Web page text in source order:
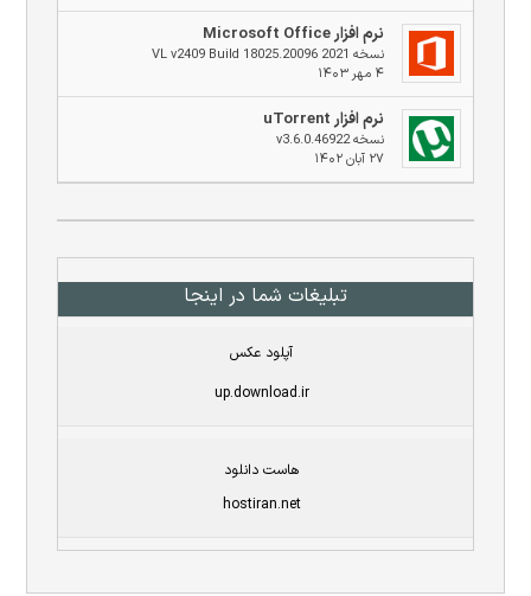
نرم افزار Microsoft Office
نسخه 2021 VL v2409 Build 18025.20096
۴ مهر ۱۴۰۳
نرم افزار uTorrent
نسخه v3.6.0.46922
۲۷ آبان ۱۴۰۲
تبلیغات شما در اینجا
آپلود عکس
up.download.ir
هاست دانلود
hostiran.net